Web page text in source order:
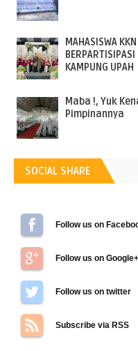
MAHASISWA
BERPARTISIPASI
KAMPUNG UPAH
Maba !, Yuk
Pimpinannya
SOCIAL SHARE
Follow us on
Follow us on Google+
Follow us on Twitter
Subscribe via RSS